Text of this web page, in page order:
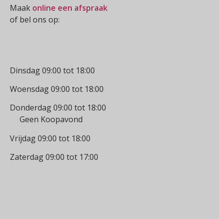
Maak online een afspraak
of bel ons op:
Dinsdag 09:00 tot 18:00
Woensdag 09:00 tot 18:00
Donderdag 09:00 tot 18:00
Geen Koopavond
Vrijdag 09:00 tot 18:00
Zaterdag 09:00 tot 17:00